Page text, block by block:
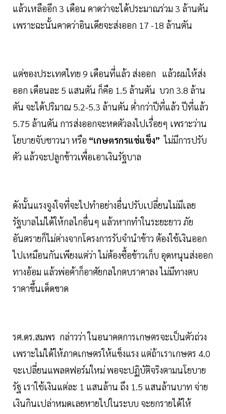
แล้วเหลืออีก 3 เดือน คาดว่าจะได้ประมาณร่วม 3 ล้านตัน
เพราะฉะนั้นคาดว่าอินเดียจะส่งออก 17 -18 ล้านตัน
แต่ของประเทศไทย 9 เดือนที่แล้ว ส่งออก แล้วผมไห้ส่ง
ออก เดือนละ 5 แสนตัน ก็คือ 1.5 ล้านตัน บวก 3.8 ล้าน
ตัน จะได้ปริมาณ 5.2-5.3 ล้านตัน ต่ำกว่าปีที่แล้ว ปีที่แล้ว
5.75 ล้านตัน การส่งออกจะหดตัวลงไปเรื่อยๆ เพราะว่าน
โยบายจับชาวนา หรือ “เกษตรกรแช่แข็ง” ไม่มีการปรับ
ตัว แล้วจะปลูกข้าวเพื่อเอาเงินรัฐบาล
ดังนั้นแรงจูงใจที่จะไปทำอย่างอื่นปรับเปลี่ยนไม่มีเลย
รัฐบาลไม่ได้ให้กลไกอื่นๆ แล้วหากทำในระยะยาว ภัย
อันตรายก็ไม่ต่างจากโครงการรับจำนำข้าว ต้องใช้เงินออก
ไปเหมือนกันเพียงแต่ว่า ไม่ต้องซื้อข้าวเก็บ อุดหนุนส่งออก
ทางอ้อม แล้วพ่อค้าก็อาศัยกลไกตบราคาลง ไม่มีทางตบ
ราคาขึ้นเด็ดขาด
รศ.ดร.สมพร กล่าวว่า ในอนาคตการเกษตรจะเป็นตัวถ่วง
เพราะไม่ได้ให้ภาคเกษตรให้แข็งแรง แต่ถ้าเราเกษตร 4.0
จะเปลี่ยนแพลตฟอร์มใหม่ พอจะปฏิบัติจริงตามนโยบาย
รัฐ เราใช้เงินแต่ละ 1 แสนล้าน ถึง 1.5 แสนล้านบาท จ่าย
เงินกินเปล่าหมดเลยหายไปในระบบ จะยกรายได้ให้